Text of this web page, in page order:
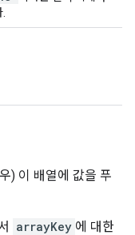
) 이 배열에 값을 푸
arrayKey 에 대한